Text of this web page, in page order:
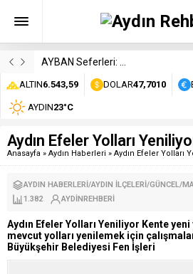
ALTIN6.543,59 DOLAR47,7010
AYDIN23°C
Aydın Efeler Yolları
Anasayfa » Aydın Haberleri » Aydın Efeler Yolları
AYDIN HABERLERI/AYDIN İLÇELERI/GÜNCEL/
1.382
AYDINREHBERI
Aydın Efeler Yolları Yeniliyor Kente
mevcut yolları yenilemek için
Büyükşehir Belediyesi Fen İşleri